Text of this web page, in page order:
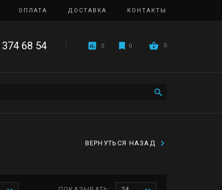
ОПЛАТА ДОСТАВКА КОНТАКТЫ
374 68 54 0 0 0
ВЕРНУТЬСЯ НАЗАД